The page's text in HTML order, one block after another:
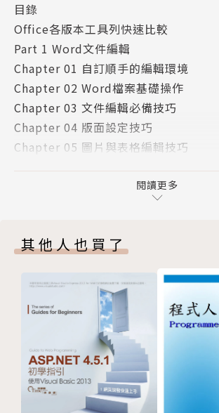
「超實用增量版」除了500招歷久不衰
輯部再奉上「每天都會用到」的Office
決你的卡關問題。無需再跟別人要文件
就算使用特殊字形也絕不跑版；錯別字
還有隱藏版快速鍵，讓你真正體會什麼
目錄
Office各版本工具列快速比較
Part 1 Word文件編輯
Chapter 01 自訂順手的編輯環境
Chapter 02 Word檔案基礎操作
Chapter 03 文件編輯必備技巧
Chapter 04 版面設定技巧
Chapter 05 圖片與表格編輯技巧
Chapter 01 檔案及視窗管理技巧
Chapter 03 表單編輯技巧
Chapter 05 檔案安全性設定
Chapter 06 版面設定與列印技巧
Part 3 PowerPoint簡報高手
Chapter 01 PowerPoint簡報基礎操作
Chapter 02 簡報文字標題設定技巧
Chapter 03 製作多媒體簡報
Chapter 04 簡報版面設計技巧
閱讀更多
其他人也買了